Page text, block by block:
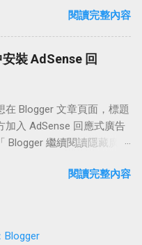
LINE 按鈕使用圖片
定 Step 1 LINE 按鈕使用
請 Google Cloud Platform
的名稱。如果申請的
就在日期後
」。 下圖的例子為
。(* 這裡的日期，會和你
，以你當前建立密鑰對的
Key comment 之後，將
authorized_keys 裡
製，最後再按下「Save
的長寬比例。此外，設置
手感。 擴充資訊 擴充名
特點：定義窗口的位置，
板電腦，筆記本電腦，桌
訂義尺寸、快捷鍵，備有
資料 功能設置 Presets 預
」擴充後，點取
Card 上，除了可以減少
為 3 ~ 5 年 ) 的頻繁寫入，
的便利性。 若你的 SD
全沒有使用，不妨參考
來使用，增加 SSD 硬碟的
記憶體夠大，也可將系統
放置在 RamDisk 相互搭配
使用的 MicroSD 卡 ( 讀/寫
格約 500元左右 ( 約 128G
常使用時還不至讓自己覺
閱讀完整內容
裝 AdSense 回
在 Blogger 文章頁面，標題
加入 AdSense 回應式廣告
Blogger 繼續閱讀隱藏廣告
閱讀超連結時，可以在內
頁時，有可能導致廣告超
閱讀完整內容
Blogger